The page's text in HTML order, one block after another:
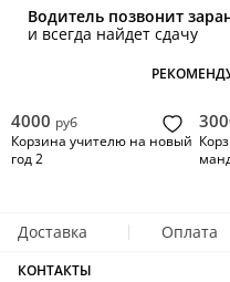
Водитель позвонит
и всегда найдет сдачу
4000 руб
Корзина учителю на новый
год 2
Доставка Оплата
КОНТАКТЫ